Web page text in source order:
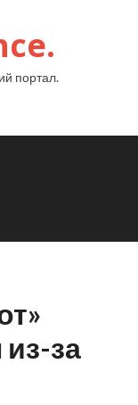
портал.
за